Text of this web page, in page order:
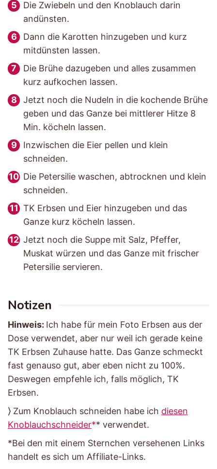
Die Zwiebeln und den Knoblauch darin
andünsten.
Dann die Karotten hinzugeben und kurz
mitdünsten lassen.
Die Brühe dazugeben und alles zusammen
kurz aufkochen lassen.
Jetzt noch die Nudeln in die kochende Brühe
geben und das Ganze bei mittlerer Hitze 8
Min. köcheln lassen.
Inzwischen die Eier pellen und klein
schneiden.
Die Petersilie waschen, abtrocknen und klein
schneiden.
TK Erbsen und Eier hinzugeben und das
Ganze kurz köcheln lassen.
Jetzt noch die Suppe mit Salz, Pfeffer,
Muskat würzen und das Ganze mit frischer
Petersilie servieren.
Notizen
Hinweis: Ich habe für mein Foto Erbsen aus der
Dose verwendet, aber nur weil ich gerade keine
TK Erbsen Zuhause hatte. Das Ganze schmeckt
fast genauso gut, aber eben nicht zu 100%.
Deswegen empfehle ich, falls möglich, TK
Erbsen.
⟩ Zum Knoblauch schneiden habe ich diesen
Knoblauchschneider * verwendet.
*Bei den mit einem Sternchen versehenen Links
handelt es sich um Affiliate-Links.